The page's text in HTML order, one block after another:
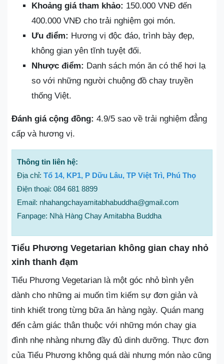
Khoảng giá tham khảo: 150.000 VNĐ đến
400.000 VNĐ cho trải nghiệm gọi món.
Ưu điểm: Hương vị độc đáo, trình bày đẹp,
không gian yên tĩnh tuyệt đối.
Nhược điểm: Danh sách món ăn có thể hơi lạ
so với những người chuộng đồ chay truyền
thống Việt.
Đánh giá cộng đồng: 4.9/5 sao về trải nghiệm đẳng
cấp và hương vị.
Thông tin liên hệ:
Địa chỉ: Tổ 14, KP1, P Dữu Lâu, TP Việt Trì, Phú Thọ
Điện thoại: 084 681 8899
Email: nhahangchayamitabhabuddha@gmail.com
Fanpage: Nhà Hàng Chay Amitabha Buddha
Tiểu Phương Vegetarian không gian chay nhỏ
xinh thanh đạm
Tiểu Phương Vegetarian là một góc nhỏ bình yên
dành cho những ai muốn tìm kiếm sự đơn giản và
tinh khiết trong từng bữa ăn hàng ngày. Quán mang
đến cảm giác thân thuộc với những món chay gia
đình nhẹ nhàng nhưng đầy đủ dinh dưỡng. Thực đơn
của Tiểu Phương không quá dài nhưng món nào cũng